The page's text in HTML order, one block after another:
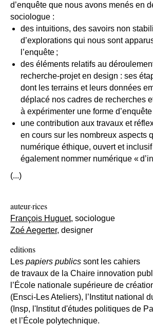
d’enquête que nous avons menés en
sociologue :
des intuitions, des savoirs non
d’explorations qui nous sont
l’enquête ;
des éléments relatifs au
recherche-projet en design : ses
dont les terrains et leurs données
déplacé nos cadres de recherches
à expérimenter une forme
une contribution aux travaux et
en cours sur les nombreux aspects
numérique éthique, ouvert et inclusif
également nommer numérique «
(...)
auteur·rices
François Huguet, sociologue
Zoé Aegerter, designer
editions
Les papiers publics sont les cahiers
de travaux de la Chaire innovation
l’École nationale supérieure de
(Ensci-Les Ateliers), l’Institut national
(Insp, l'Institut d'études politiques de
et l’École polytechnique.